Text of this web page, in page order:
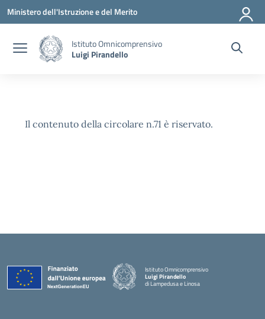
Vai ai contenuti
Vai al menu di navigazione
Vai al footer
Ministero dell'Istruzione e del Merito
Istituto Omnicomprensivo
Luigi Pirandello
Il contenuto della circolare n.71 è riservato.
Istituto Omnicomprensivo
Luigi Pirandello
di Lampedusa e Linosa